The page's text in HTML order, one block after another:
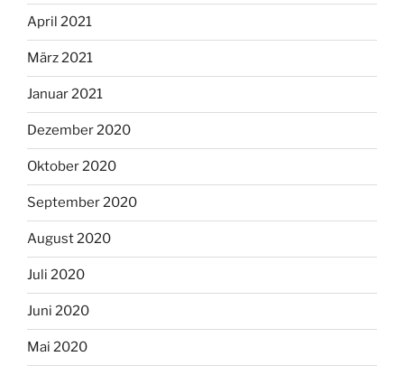
April 2021
März 2021
Januar 2021
Dezember 2020
Oktober 2020
September 2020
August 2020
Juli 2020
Juni 2020
Mai 2020